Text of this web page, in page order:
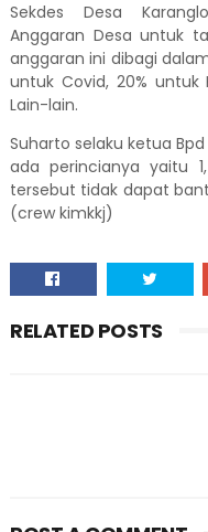
Sekdes Desa
Anggaran Desa untuk
anggaran ini dibagi
untuk Covid, 20% untuk
Lain-lain.
Suharto selaku ketua
ada perincianya yaitu
tersebut tidak dapat
(crew kimkkj)
RELATED POSTS